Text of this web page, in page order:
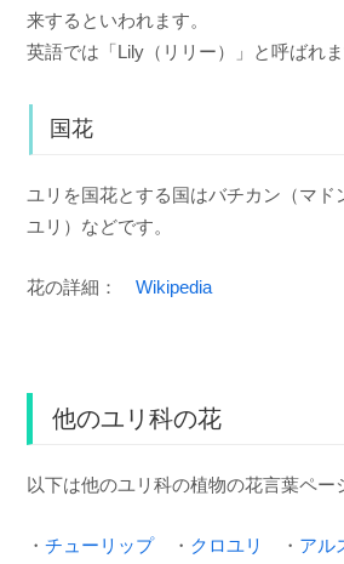
来するといわれます。
英語では「Lily（リリー）」と呼ばれま
国花
ユリを国花とする国はバチカン（マド
ユリ）などです。
花の詳細： Wikipedia
他のユリ科の花
以下は他のユリ科の植物の花言葉ペー
・ チューリップ・ クロユリ ・ アル